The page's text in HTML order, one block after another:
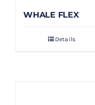
WHALE FLEX
Details